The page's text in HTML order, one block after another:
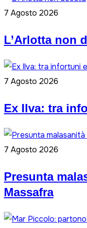
7 Agosto 2026
L’Arlotta non
7 Agosto 2026
Ex Ilva: tra
7 Agosto 2026
Presunta
Massafra